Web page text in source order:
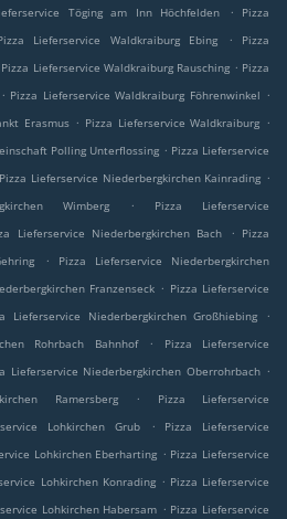
Töging am Inn Höchfelden .
Pizza
Lieferservice Waldkraiburg Ebing .
Pizza
Pizza Lieferservice Waldkraiburg Rausching . Pizza
. Pizza Lieferservice Waldkraiburg Föhrenwinkel .
Erasmus . Pizza Lieferservice Waldkraiburg .
Polling Unterflossing . Pizza Lieferservice
Pizza Lieferservice Niederbergkirchen Kainrading .
Wimberg
.
Pizza Lieferservice
Lieferservice Niederbergkirchen Bach . Pizza
.
Pizza Lieferservice Niederbergkirchen
Franzenseck . Pizza Lieferservice
Lieferservice Niederbergkirchen Großhiebing
.
Rohrbach Bahnhof
.
Pizza Lieferservice
Lieferservice Niederbergkirchen Oberrohrbach .
Ramersberg
.
Pizza Lieferservice
Lohkirchen Grub .
Pizza Lieferservice
Lohkirchen Eberharting . Pizza Lieferservice
Lohkirchen Konrading . Pizza Lieferservice
Lohkirchen Habersam . Pizza Lieferservice